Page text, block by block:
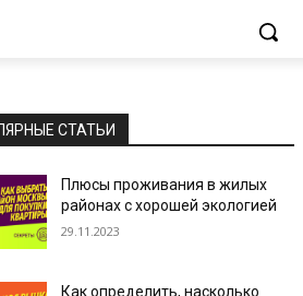
СТАТЬИ
Плюсы проживания в жилых
районах с хорошей экологией
29.11.2023
Как определить, насколько